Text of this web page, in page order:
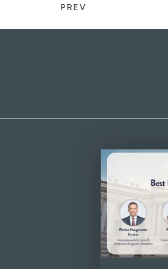
PREV